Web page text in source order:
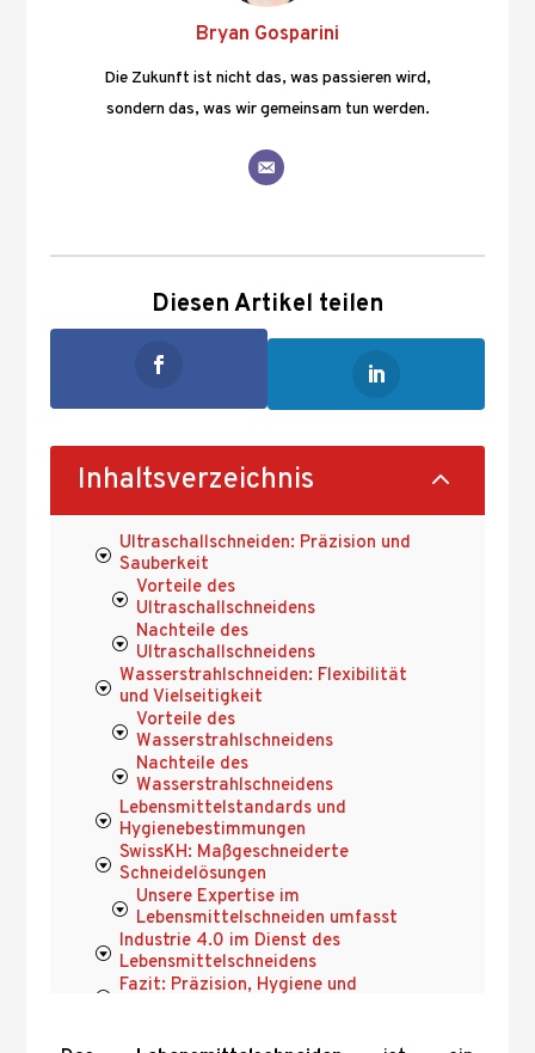
Bryan Gosparini
Die Zukunft ist nicht das, was passieren wird,
sondern das, was wir gemeinsam tun werden.
Diesen Artikel teilen
Inhaltsverzeichnis 2
Ultraschallschneiden: Präzision und
Sauberkeit
Vorteile des
Ultraschallschneidens
Nachteile des
Ultraschallschneidens
Wasserstrahlschneiden: Flexibilität
und Vielseitigkeit
Vorteile des
Wasserstrahlschneidens
Nachteile des
Wasserstrahlschneidens
Lebensmittelstandards und
Hygienebestimmungen
SwissKH: Maßgeschneiderte
Schneidelösungen
Unsere Expertise im
Lebensmittelschneiden umfasst
Industrie 4.0 im Dienst des
Lebensmittelschneidens
Fazit: Präzision, Hygiene und